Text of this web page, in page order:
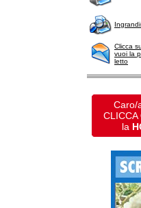
Clicca
vuoi la
letto
Caro/
la